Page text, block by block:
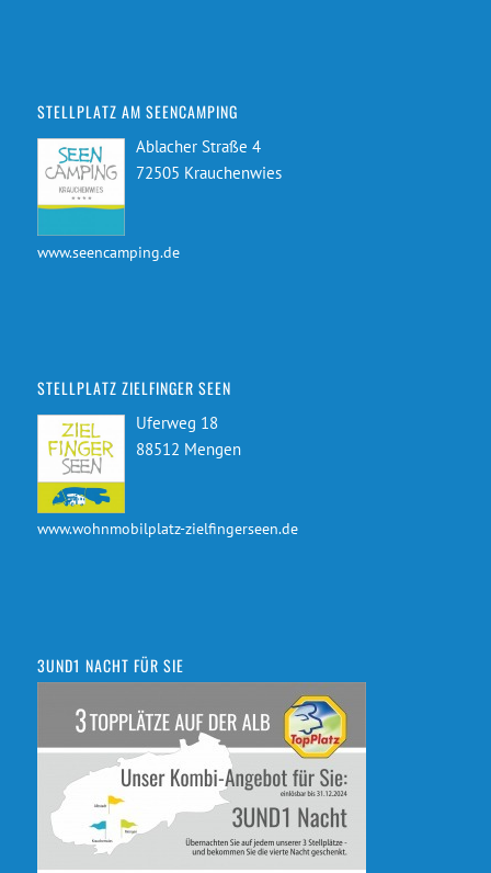
STELLPLATZ AM SEENCAMPING
Ablacher Straße 4
72505 Krauchenwies
www.seencamping.de
STELLPLATZ ZIELFINGER SEEN
Uferweg 18
88512 Mengen
www.wohnmobilplatz-zielfingerseen.de
3UND1 NACHT FÜR SIE